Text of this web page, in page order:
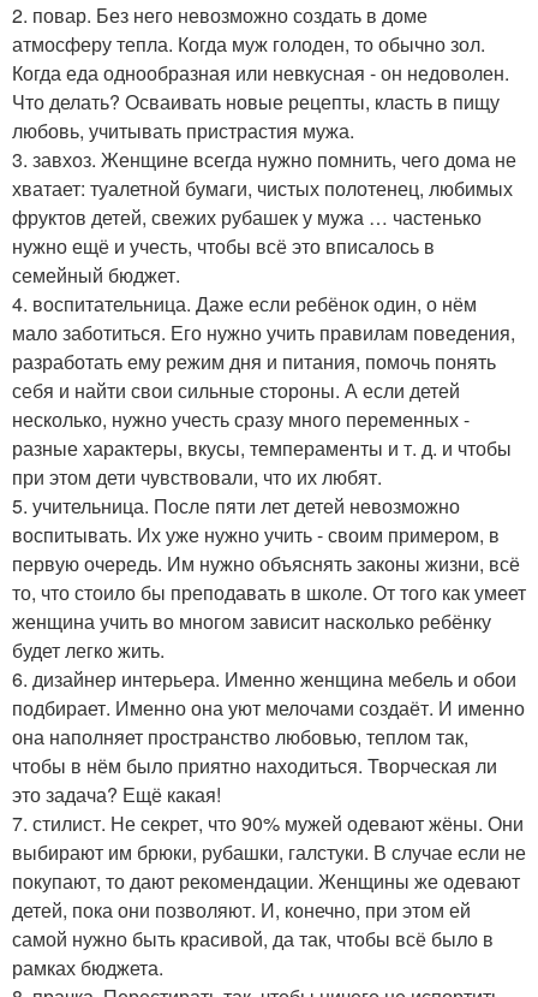
2. повар. Без него невозможно создать в доме
атмосферу тепла. Когда муж голоден, то обычно зол.
Когда еда однообразная или невкусная - он недоволен.
Что делать? Осваивать новые рецепты, класть в пищу
любовь, учитывать пристрастия мужа.
3. завхоз. Женщине всегда нужно помнить, чего дома не
хватает: туалетной бумаги, чистых полотенец, любимых
фруктов детей, свежих рубашек у мужа … частенько
нужно ещё и учесть, чтобы всё это вписалось в
семейный бюджет.
4. воспитательница. Даже если ребёнок один, о нём
мало заботиться. Его нужно учить правилам поведения,
разработать ему режим дня и питания, помочь понять
себя и найти свои сильные стороны. А если детей
несколько, нужно учесть сразу много переменных -
разные характеры, вкусы, темпераменты и т. д. и чтобы
при этом дети чувствовали, что их любят.
5. учительница. После пяти лет детей невозможно
воспитывать. Их уже нужно учить - своим примером, в
первую очередь. Им нужно объяснять законы жизни, всё
то, что стоило бы преподавать в школе. От того как умеет
женщина учить во многом зависит насколько ребёнку
будет легко жить.
6. дизайнер интерьера. Именно женщина мебель и обои
подбирает. Именно она уют мелочами создаёт. И именно
она наполняет пространство любовью, теплом так,
чтобы в нём было приятно находиться. Творческая ли
это задача? Ещё какая!
7. стилист. Не секрет, что 90% мужей одевают жёны. Они
выбирают им брюки, рубашки, галстуки. В случае если не
покупают, то дают рекомендации. Женщины же одевают
детей, пока они позволяют. И, конечно, при этом ей
самой нужно быть красивой, да так, чтобы всё было в
рамках бюджета.